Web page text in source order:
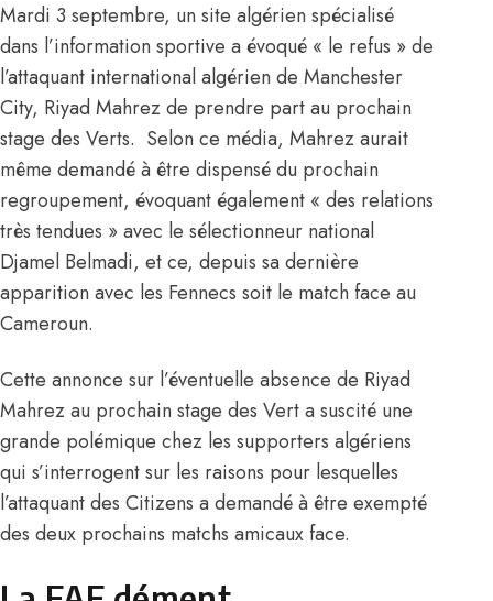
Mardi 3 septembre, un site algérien spécialisé
dans l’information sportive a évoqué « le refus » de
l’attaquant international algérien de Manchester
City, Riyad Mahrez de prendre part au prochain
stage des Verts. Selon ce média, Mahrez aurait
même demandé à être dispensé du prochain
regroupement, évoquant également « des relations
très tendues » avec le sélectionneur national
Djamel Belmadi, et ce, depuis sa dernière
apparition avec les Fennecs soit le match face au
Cameroun.
Cette annonce sur l’éventuelle absence de Riyad
Mahrez au prochain stage des Vert a suscité une
grande polémique chez les supporters algériens
qui s’interrogent sur les raisons pour lesquelles
l’attaquant des Citizens a demandé à être exempté
des deux prochains matchs amicaux face.